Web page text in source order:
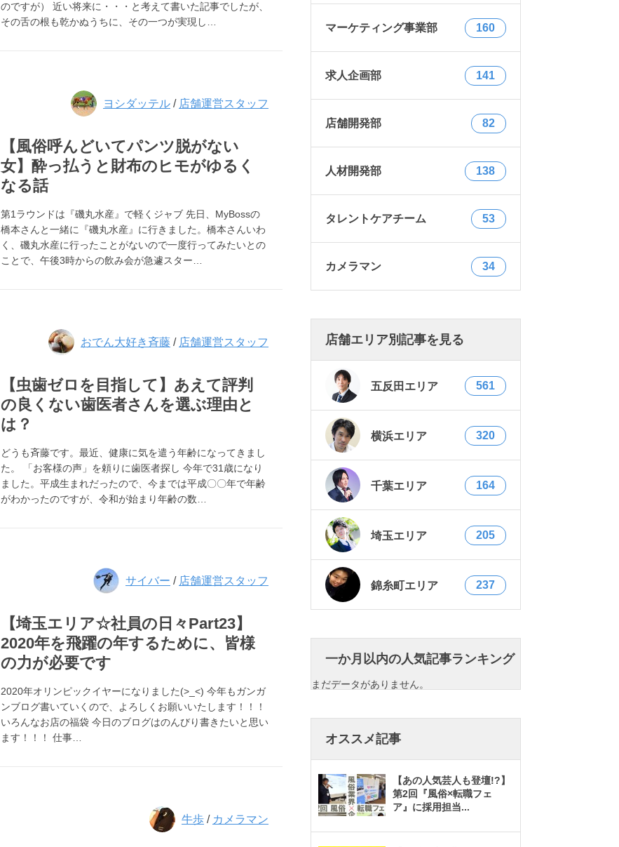
のですが） 近い将来に・・・と考えて書いた記事でしたが、
その舌の根も乾かぬうちに、その一つが実現し…
ヨシダッテル / 店舗運営スタッフ
【風俗呼んどいてパンツ脱がない
女】酔っ払うと財布のヒモがゆるく
なる話
第1ラウンドは『磯丸水産』で軽くジャブ 先日、MyBossの
橋本さんと一緒に『磯丸水産』に行きました。橋本さんいわ
く、磯丸水産に行ったことがないので一度行ってみたいとの
ことで、午後3時からの飲み会が急遽スター…
おでん大好き斉藤 / 店舗運営スタッフ
【虫歯ゼロを目指して】あえて評判
の良くない歯医者さんを選ぶ理由と
は？
どうも斉藤です。最近、健康に気を遣う年齢になってきまし
た。 「お客様の声」を頼りに歯医者探し 今年で31歳になり
ました。平成生まれだったので、今までは平成〇〇年で年齢
がわかったのですが、令和が始まり年齢の数…
サイバー / 店舗運営スタッフ
【埼玉エリア☆社員の日々Part23】
2020年を飛躍の年するために、皆様
の力が必要です
2020年オリンピックイヤーになりました(>_<) 今年もガンガ
ンブログ書いていくので、よろしくお願いいたします！！！
いろんなお店の福袋 今日のブログはのんびり書きたいと思い
ます！！！ 仕事…
牛歩 / カメラマン
マーケティング事業部 160
求人企画部 141
店舗開発部 82
人材開発部 138
タレントケアチーム 53
カメラマン 34
店舗エリア別記事を見る
五反田エリア 561
横浜エリア 320
千葉エリア 164
埼玉エリア 205
錦糸町エリア 237
一か月以内の人気記事ランキング
まだデータがありません。
オススメ記事
【あの人気芸人も登壇!?】
第2回『風俗×転職フェ
ア』に採用担当...